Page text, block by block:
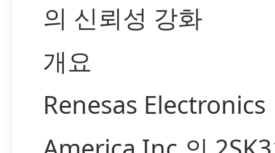
의 신뢰성 강화
개요
Renesas Electronics